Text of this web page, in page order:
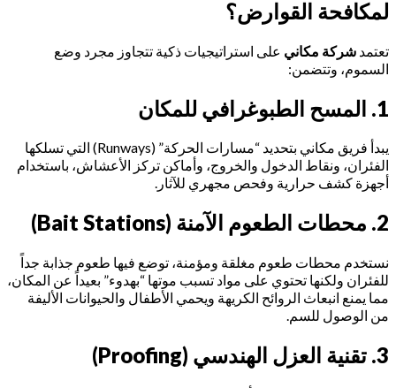
لمكافحة القوارض؟
تعتمد شركة مكاني على استراتيجيات ذكية تتجاوز مجرد وضع
السموم، وتتضمن:
1. المسح الطبوغرافي للمكان
يبدأ فريق مكاني بتحديد “مسارات الحركة” (Runways) التي تسلكها
الفئران، ونقاط الدخول والخروج، وأماكن تركز الأعشاش، باستخدام
أجهزة كشف حرارية وفحص مجهري للآثار.
2. محطات الطعوم الآمنة (Bait Stations)
نستخدم محطات طعوم مغلقة ومؤمنة، توضع فيها طعوم جذابة جداً
للفئران ولكنها تحتوي على مواد تسبب موتها “بهدوء” بعيداً عن المكان،
مما يمنع انبعاث الروائح الكريهة ويحمي الأطفال والحيوانات الأليفة
من الوصول للسم.
3. تقنية العزل الهندسي (Proofing)